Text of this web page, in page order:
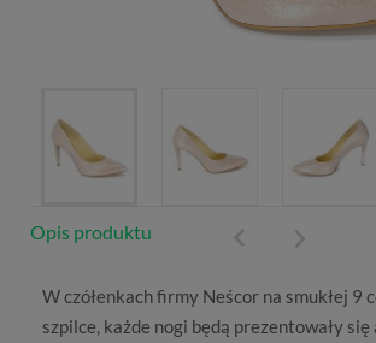
Opis produktu
W czółenkach firmy Neścor na smukłej 9
szpilce, każde nogi będą prezentowały